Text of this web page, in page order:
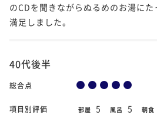
のCDを聞きながらぬるめのお湯に
満足しました。
40代後半
総合点
項目別評価 部屋 5 風呂 5 朝食